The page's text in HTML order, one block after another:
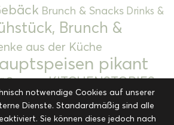
Brunch & Snacks Drinks &
Brunch &
aus der Küche
pikant
KekseKITCHENSTORIES
& Desserts Kuchen und
Mitbringsel &
notwendige Cookies auf unserer
Dienste. Standardmäßig sind alle
Sie können diese jedoch nach